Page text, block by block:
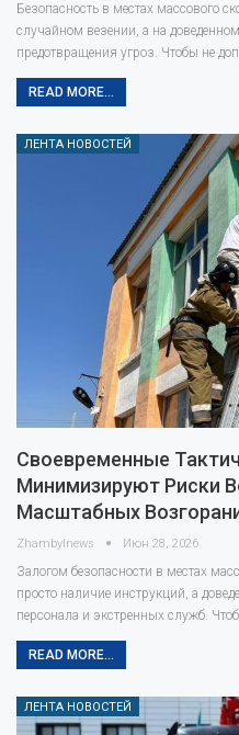
Безопасность в местах массового
случайном везении, а на
предотвращения угроз. Чтобы не
READ MORE...
ЛЕНТА НОВОСТЕЙ
Своевременные
Минимизируют Риски
Масштабных
Zhambylnews Июн 28, 2026
Залогом безопасности в местах
просто наличие инструкций, а
персонала и экстренных служб.
READ MORE...
ЛЕНТА НОВОСТЕЙ